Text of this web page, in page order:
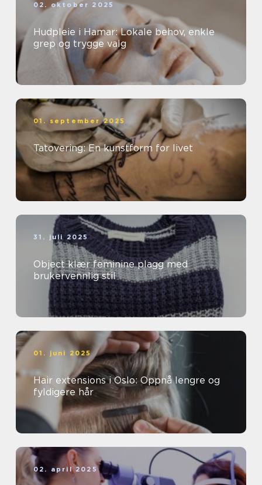
02. oktober 2025
Hudpleie i Hamar: Lokale behov, enkle
grep og trygge valg
01. september 2025
Tatovering: En kunstform for livet
31. juli 2025
Object klær feminine plagg med
brukervennlig stil
01. juni 2025
Hair extensions i Oslo: Oppnå lengre og
fyldigere hår
02. april 2025